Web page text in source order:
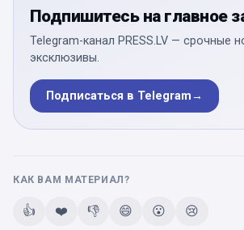
Подпишитесь на главное
Telegram-канал PRESS.LV — срочные
эксклюзивы.
Подписаться в Telegram→
КАК ВАМ МАТЕРИАЛ?
👍 ❤️ 👎 😄 😮 😢